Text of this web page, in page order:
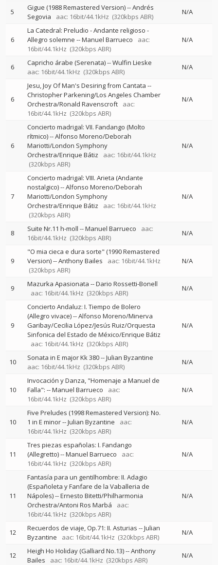
5 Gigue (1988 Remastered Version)--Andrés
Segovia
aac: 16bit/44.1kHz (320kbps ABR)
N/A
6
La Catedral: Preludio - Andante religioso -
Allegro solemne --Manuel Barrueco
aac:
16bit/44.1kHz (320kbps ABR)
N/A
6 Capricho árabe (Serenata)--Wulfin Lieske
aac: 16bit/44.1kHz (320kbps ABR)
N/A
6
Jesu, Joy Of Man's Desiring from Cantata --
Christopher Parkening/Los Angeles Chamber
Orchestra/Ronald Ravenscroft
aac:
16bit/44.1kHz (320kbps ABR)
N/A
6
Concierto madrigal: VII. Fandango (Molto
rítmico)--Alfonso Moreno/Deborah
Mariotti/London Symphony
Orchestra/Enrique Bátiz
aac: 16bit/44.1kHz
(320kbps ABR)
N/A
7
Concierto madrigal: VIII. Arieta (Andante
nostalgico)--Alfonso Moreno/Deborah
Mariotti/London Symphony
Orchestra/Enrique Bátiz
aac: 16bit/44.1kHz
(320kbps ABR)
N/A
8 Suite Nr.11 h-moll --Manuel Barrueco
aac:
16bit/44.1kHz (320kbps ABR)
N/A
9
"O mia cieca e dura sorte" (1990 Remastered
Version)--Anthony Bailes
aac: 16bit/44.1kHz
(320kbps ABR)
N/A
9 Mazurka Apasionata --Dario Rossetti-Bonell
aac: 16bit/44.1kHz (320kbps ABR)
N/A
9
Concierto Andaluz: I. Tiempo de Bolero
(Allegro vivace)--Alfonso Moreno/Minerva
Garibay/Cecilia López/Jesús Ruiz/Orquesta
Sinfonica del Estado de México/Enrique Bátiz
aac: 16bit/44.1kHz (320kbps ABR)
N/A
10 Sonata in E major Kk 380--Julian Byzantine
aac: 16bit/44.1kHz (320kbps ABR)
N/A
10
Invocación y Danza, "Homenaje a Manuel de
Falla": --Manuel Barrueco
aac:
16bit/44.1kHz (320kbps ABR)
N/A
10
Five Preludes (1998 Remastered Version): No.
1 in E minor--Julian Byzantine
aac:
16bit/44.1kHz (320kbps ABR)
N/A
11
Tres piezas españolas: I. Fandango
(Allegretto)--Manuel Barrueco
aac:
16bit/44.1kHz (320kbps ABR)
N/A
11
Fantasía para un gentilhombre: II. Adagio
(Españoleta y Fanfare de la Vaballeria de
Nápoles)--Ernesto Bitetti/Philharmonia
Orchestra/Antoni Ros Marbá
aac:
16bit/44.1kHz (320kbps ABR)
N/A
12 Recuerdos de viaje, Op.71: II. Asturias --Julian
Byzantine
aac: 16bit/44.1kHz (320kbps ABR)
N/A
12 Heigh Ho Holiday (Galliard No.13)--Anthony
Bailes
aac: 16bit/44.1kHz (320kbps ABR)
N/A